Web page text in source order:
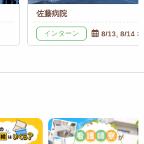
佐藤病院
インターン 8/13, 8/14